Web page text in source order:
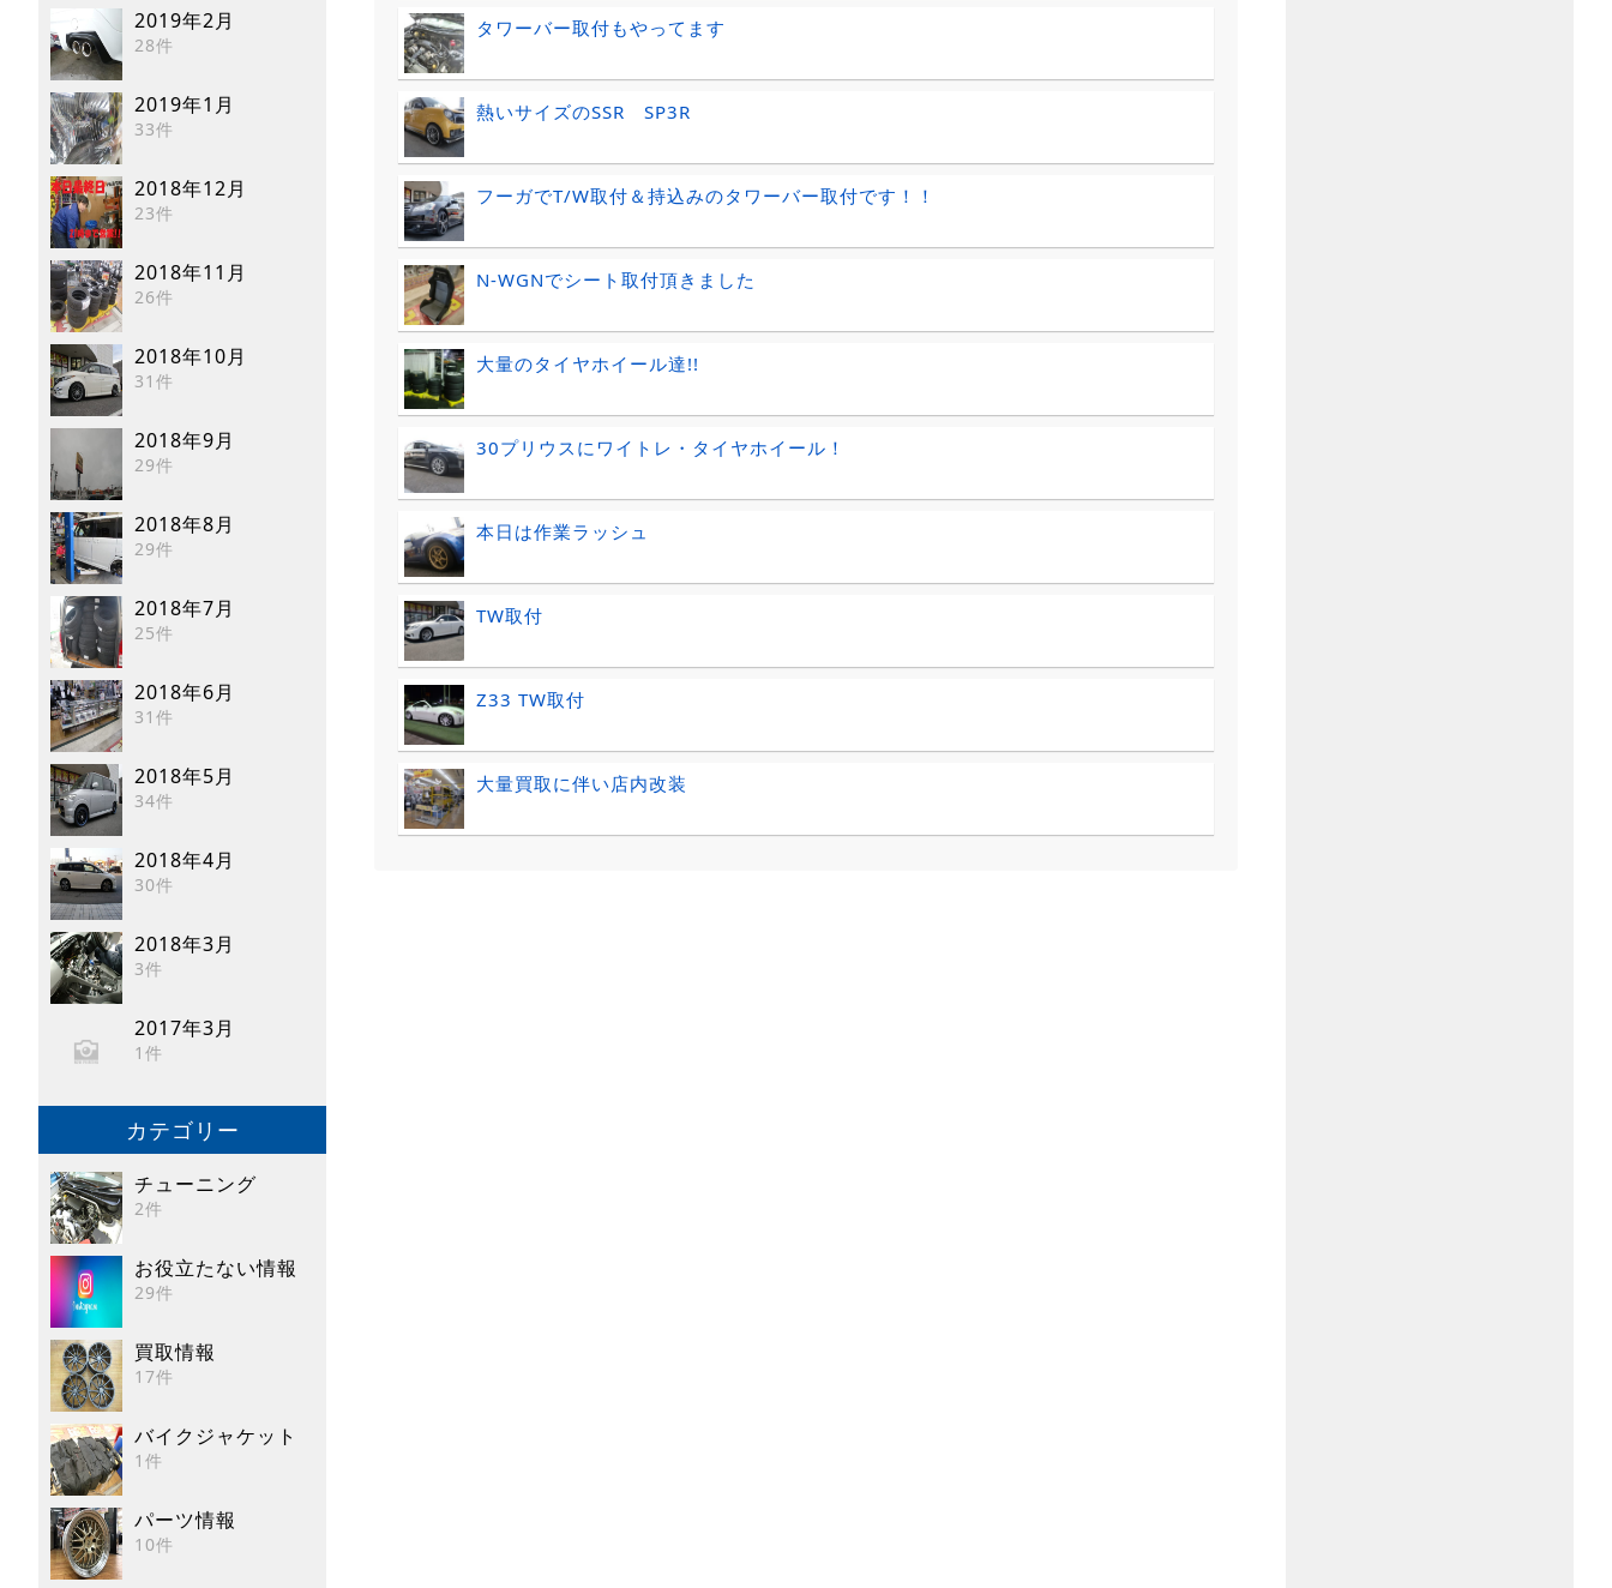
2019年2月
28件
2019年1月
33件
2018年12月
23件
2018年11月
26件
2018年10月
31件
2018年9月
29件
2018年8月
29件
2018年7月
25件
2018年6月
31件
2018年5月
34件
2018年4月
30件
2018年3月
3件
2017年3月
1件
カテゴリー
チューニング
2件
お役立たない情報
29件
買取情報
17件
バイクジャケット
1件
パーツ情報
10件
タワーバー取付もやってます
熱いサイズのSSR SP3R
フーガでT/W取付＆持込みのタワーバー取付です！！
N-WGNでシート取付頂きました
大量のタイヤホイール達!!
30プリウスにワイトレ・タイヤホイール！
本日は作業ラッシュ
TW取付
Z33 TW取付
大量買取に伴い店内改装